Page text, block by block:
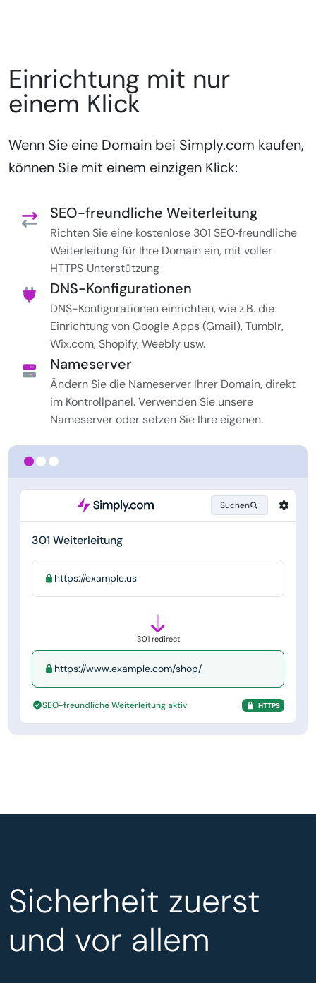
Suchen
301 Weiterleitung
https://example.us
301 redirect
https://www.example.com/shop/
SEO-freundliche Weiterleitung aktiv HTTPS
Einrichtung mit nur
einem Klick
Wenn Sie eine Domain bei Simply.com kaufen,
können Sie mit einem einzigen Klick:
SEO-freundliche Weiterleitung
Richten Sie eine kostenlose 301 SEO‑freundliche
Weiterleitung für Ihre Domain ein, mit voller
HTTPS‑Unterstützung
DNS-Konfigurationen
DNS-Konfigurationen einrichten, wie z.B. die
Einrichtung von Google Apps (Gmail), Tumblr,
Wix.com, Shopify, Weebly usw.
Nameserver
Ändern Sie die Nameserver Ihrer Domain, direkt
im Kontrollpanel. Verwenden Sie unsere
Nameserver oder setzen Sie Ihre eigenen.
Sicherheit zuerst
und vor allem